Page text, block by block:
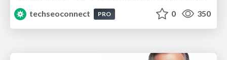
techseoconnect
PRO 0 350